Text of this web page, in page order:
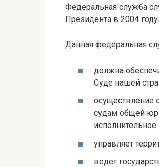
Федеральная служба
Президента в 2004 году.
Данная федеральная
должна
Суде нашей
осуществление
судам общей
управляет
ведет